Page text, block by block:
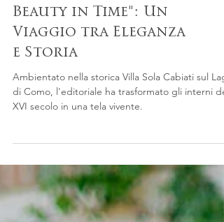
I Gioielli che Brillano
nell'Editoriale "A
Beauty in Time": Un
Viaggio tra Eleganza
Ambientato nella storica Villa Sola Cabiati sul
XVI secolo in una tela vivente.